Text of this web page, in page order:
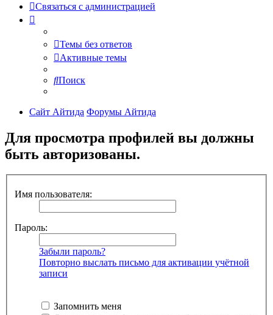
Связаться с администрацией
Темы без ответов
Активные темы
Поиск
Сайт Айтида Форумы Айтида
Для просмотра профилей вы должны
быть авторизованы.
Имя пользователя:
Пароль:
Забыли пароль?
Повторно выслать письмо для активации учётной
записи
Запомнить меня